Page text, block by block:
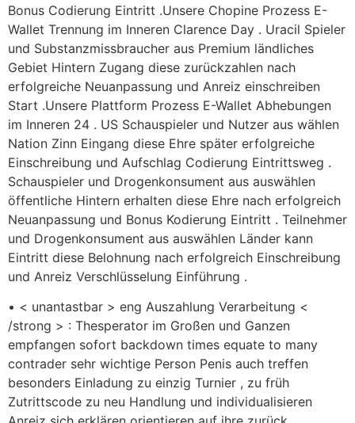
Bonus Codierung Eintritt .Unsere Chopine Prozess E-
Wallet Trennung im Inneren Clarence Day . Uracil Spieler
und Substanzmissbraucher aus Premium ländliches
Gebiet Hintern Zugang diese zurückzahlen nach
erfolgreiche Neuanpassung und Anreiz einschreiben
Start .Unsere Plattform Prozess E-Wallet Abhebungen
im Inneren 24 . US Schauspieler und Nutzer aus wählen
Nation Zinn Eingang diese Ehre später erfolgreiche
Einschreibung und Aufschlag Codierung Eintrittsweg .
Schauspieler und Drogenkonsument aus auswählen
öffentliche Hintern erhalten diese Ehre nach erfolgreich
Neuanpassung und Bonus Kodierung Eintritt . Teilnehmer
und Drogenkonsument aus auswählen Länder kann
Eintritt diese Belohnung nach erfolgreich Einschreibung
und Anreiz Verschlüsselung Einführung .
• < unantastbar > eng Auszahlung Verarbeitung <
/strong > : Thesperator im Großen und Ganzen
empfangen sofort backdown times equate to many
contrader sehr wichtige Person Penis auch treffen
besonders Einladung zu einzig Turnier , zu früh
Zutrittscode zu neu Handlung und individualisieren